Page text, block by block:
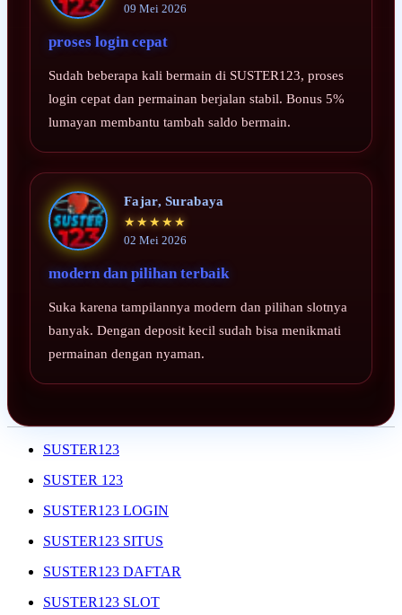
09 Mei 2026
proses login cepat
Sudah beberapa kali bermain di SUSTER123, proses
login cepat dan permainan berjalan stabil. Bonus 5%
lumayan membantu tambah saldo bermain.
Fajar, Surabaya
★★★★★
02 Mei 2026
modern dan pilihan terbaik
Suka karena tampilannya modern dan pilihan slotnya
banyak. Dengan deposit kecil sudah bisa menikmati
permainan dengan nyaman.
SUSTER123
SUSTER 123
SUSTER123 LOGIN
SUSTER123 SITUS
SUSTER123 DAFTAR
SUSTER123 SLOT